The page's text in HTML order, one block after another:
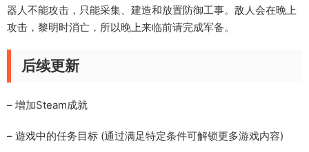
器人不能攻击，只能采集、建造和放置防御工事。敌人会在晚上
攻击，黎明时消亡，所以晚上来临前请完成军备。
后续更新
– 增加Steam成就
– 遊戏中的任务目标 (通过满足特定条件可解锁更多游戏内容)